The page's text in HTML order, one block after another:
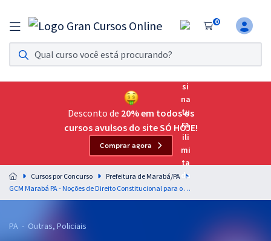
0
Assinatura Ilimitada 11
Acesso a todos os cursos. Teste grátis por 7 dias!
Assinatura OAB Até Passar
Acesso ilimitado a toda preparação para o Exame da
Residências Multiprofissionais
Preparação completa e intensiva para as principais
residências em saúde do Brasil
Desconto de 20% em todos os
cursos avulsos do site SÓ HOJE!
Comprar agora
Cursos por Concurso
Prefeitura de Marabá/PA
GCM Marabá PA - Noções de Direito Constitucional para o Cargo de Guarda Municipal com o Prof. Aragonê Fernandes (Pós-Edital)
PA - Outras, Policiais